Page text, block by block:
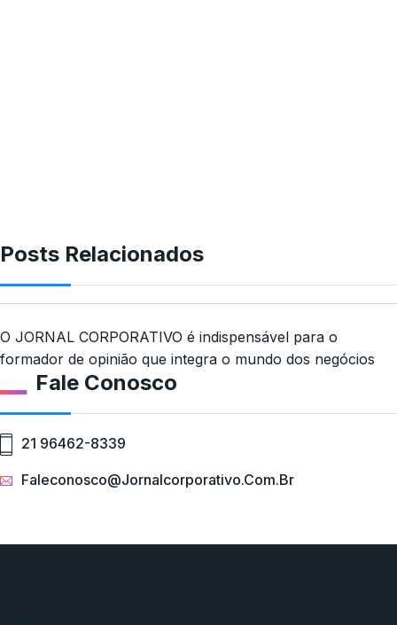
Posts Relacionados
O JORNAL CORPORATIVO é indispensável para o
formador de opinião que integra o mundo dos negócios
Fale Conosco
21 96462-8339
Faleconosco@jornalcorporativo.com.br